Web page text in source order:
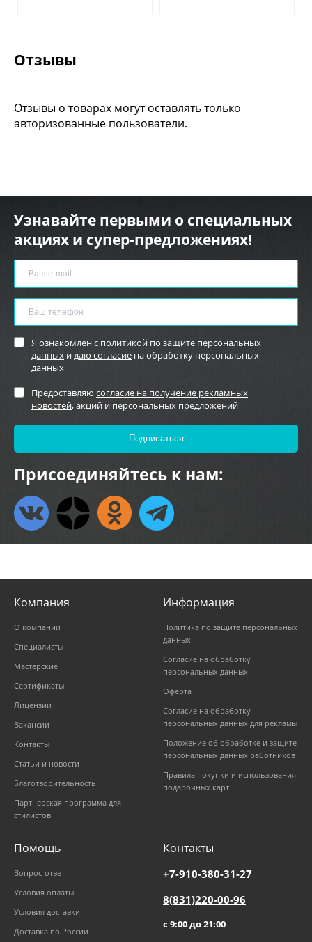
Отзывы
Отзывы о товарах могут оставлять только
авторизованные пользователи.
Узнавайте первыми о специальных
акциях и супер-предложениях!
Я ознакомлен с политикой по защите персональных
данных идаю согласие на обработку персональных
данных
Предоставляю согласие на получение рекламных
новостей, акций и персональных предложений
Присоединяйтесь к нам:
Компания
О компании
Специалисты
Мастерские
Сертификаты
Лицензии
Вакансии
Контакты
Статьи и новости
Благотворительность
Партнерская программа для
стилистов
Информация
Политика по защите персональных
данных
Согласие на обработку
персональных данных
Оферта
Согласие на обработку
персональных данных для рекламы
Положение об обработке и защите
персональных данных работников
Правила покупки и использования
подарочных карт
Помощь
Вопрос-ответ
Условия оплаты
Условия доставки
Доставка по России
Контакты
+7-910-380-31-27
8(831)220-00-96
с 9:00 до 21:00